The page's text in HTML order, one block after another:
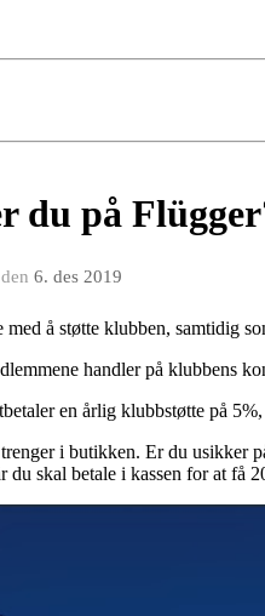
du på
den 6. des 2019
å støtte klubben, samtidig
handler på klubbens
en årlig klubbstøtte på
i butikken. Er du usikker
du skal betale i kassen for at få